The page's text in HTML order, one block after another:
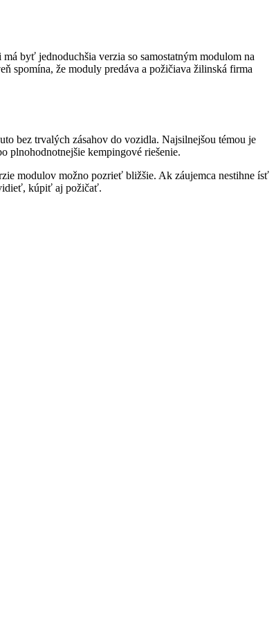
byť jednoduchšia verzia so samostatným modulom na
spomína, že moduly predáva a požičiava žilinská firma
bez trvalých zásahov do vozidla. Najsilnejšou témou je
plnohodnotnejšie kempingové riešenie.
modulov možno pozrieť bližšie. Ak záujemca nestihne ísť
kúpiť aj požičať.